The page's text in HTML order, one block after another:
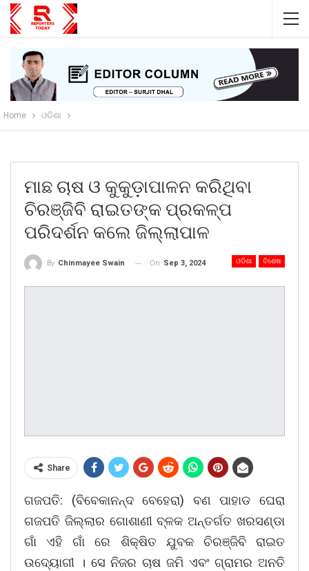
Home ଓଡିଶା
ମାଛ ଚାଷ ଓ କୁକୁଡ଼ାପାଳନ କରିଥିବା
ଚିରଞ୍ଜିବି ରାଇତଙ୍କ ପ୍ରକଳ୍ପ
ପରିଦର୍ଶନ କଲେ ଜିଲ୍ଲାପାଳ
ଓଡିଶା ବିଶେଷ
By Chinmayee Swain On Sep 3, 2024
Share
ଗଜପତି: (ବିବେକାନନ୍ଦ ବେହେରା) ବଣ ପାହାଡ ଘେରା
ଗଜପତି ଜିଲ୍ଲାର ଗୋଶାଣୀ ବ୍ଳକ ଅନ୍ତର୍ଗତ ଖରସଣ୍ଡା
ଗାଁ ଏହି ଗାଁ ରେ ଶିକ୍ଷିତ ଯୁବକ ଚିରଞ୍ଜିବି ରାଇତ
ଉଦ୍ୟୋଗୀ । ସେ ନିଜର ଚାଷ ଜମି ଏବଂ ଗ୍ରାମର ଅନତି